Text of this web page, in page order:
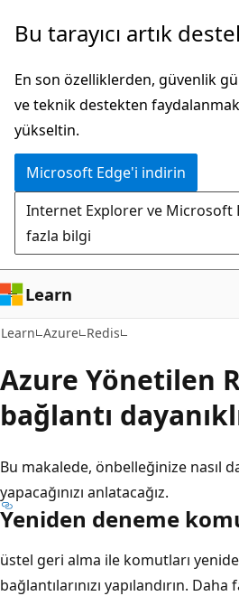
Ana
atla
Bu tarayıcı artık
En son özelliklerden, güvenlik
ve teknik destekten
yükseltin.
Microsoft Edge'i indirin
Internet Explorer ve Microsoft
fazla bilgi
Learn
Learn Azure Redis
Azure Yönetilen
bağlantı
Bu makalede, önbelleğinize nasıl
yapacağınızı anlatacağız.
Yeniden deneme
üstel geri alma ile komutları
bağlantılarınızı yapılandırın.